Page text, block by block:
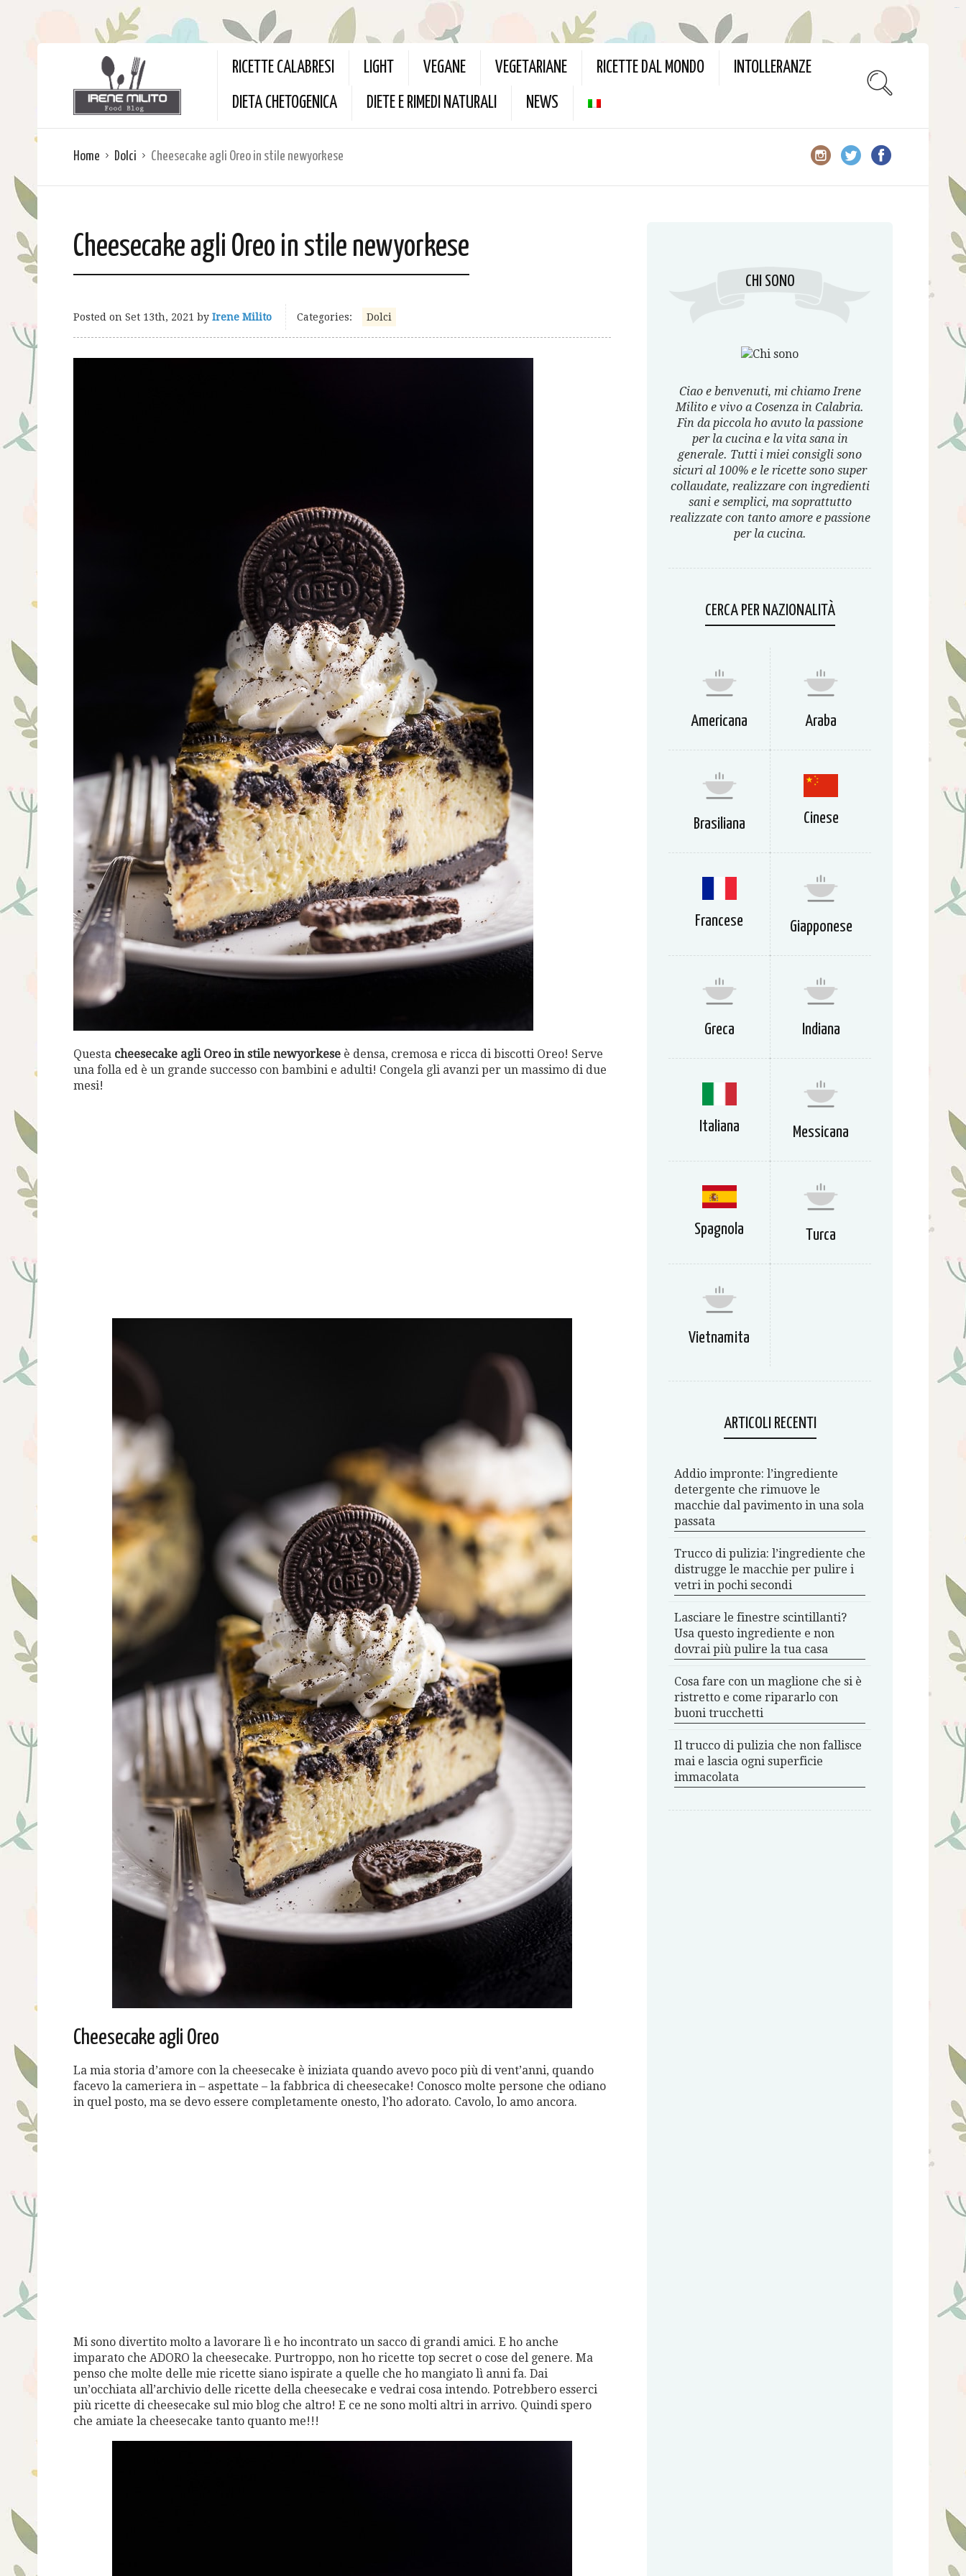
RICETTE CALABRESI LIGHT VEGANE VEGETARIANE RICETTE DAL MONDO INTOLLERANZE
DIETA CHETOGENICA DIETE E RIMEDI NATURALI NEWS
Home Dolci Cheesecake agli Oreo in stile newyorkese
Cheesecake agli Oreo in stile newyorkese
Posted on Set 13th, 2021 by Irene Milito Categories: Dolci
Questa cheesecake agli Oreo in stile newyorkese è densa, cremosa e ricca di biscotti Oreo! Serve
una folla ed è un grande successo con bambini e adulti! Congela gli avanzi per un massimo di due
mesi!
Cheesecake agli Oreo
La mia storia d’amore con la cheesecake è iniziata quando avevo poco più di vent’anni, quando
facevo la cameriera in – aspettate – la fabbrica di cheesecake! Conosco molte persone che odiano
in quel posto, ma se devo essere completamente onesto, l’ho adorato. Cavolo, lo amo ancora.
Mi sono divertito molto a lavorare lì e ho incontrato un sacco di grandi amici. E ho anche
imparato che ADORO la cheesecake. Purtroppo, non ho ricette top secret o cose del genere. Ma
penso che molte delle mie ricette siano ispirate a quelle che ho mangiato lì anni fa. Dai
un’occhiata all’archivio delle ricette della cheesecake e vedrai cosa intendo. Potrebbero esserci
più ricette di cheesecake sul mio blog che altro! E ce ne sono molti altri in arrivo. Quindi spero
che amiate la cheesecake tanto quanto me!!!
CHI SONO
Ciao e benvenuti, mi chiamo Irene
Milito e vivo a Cosenza in Calabria.
Fin da piccola ho avuto la passione
per la cucina e la vita sana in
generale. Tutti i miei consigli sono
sicuri al 100% e le ricette sono super
collaudate, realizzare con ingredienti
sani e semplici, ma soprattutto
realizzate con tanto amore e passione
per la cucina.
CERCA PER NAZIONALITÀ
Americana Araba
Brasiliana Cinese
Francese Giapponese
Greca Indiana
Italiana Messicana
Spagnola Turca
Vietnamita
ARTICOLI RECENTI
Addio impronte: l’ingrediente
detergente che rimuove le
macchie dal pavimento in una sola
passata
Trucco di pulizia: l’ingrediente che
distrugge le macchie per pulire i
vetri in pochi secondi
Lasciare le finestre scintillanti?
Usa questo ingrediente e non
dovrai più pulire la tua casa
Cosa fare con un maglione che si è
ristretto e come ripararlo con
buoni trucchetti
Il trucco di pulizia che non fallisce
mai e lascia ogni superficie
immacolata